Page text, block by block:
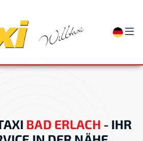
BAD ERLACH - IHR